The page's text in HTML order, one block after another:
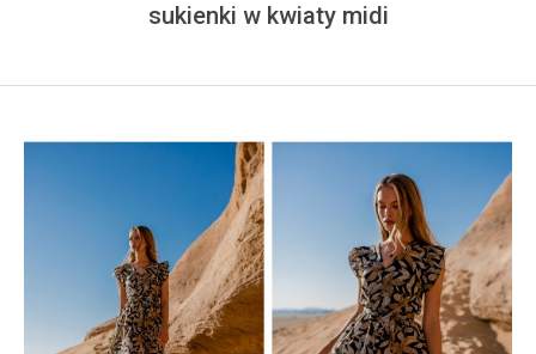
sukienki w kwiaty midi